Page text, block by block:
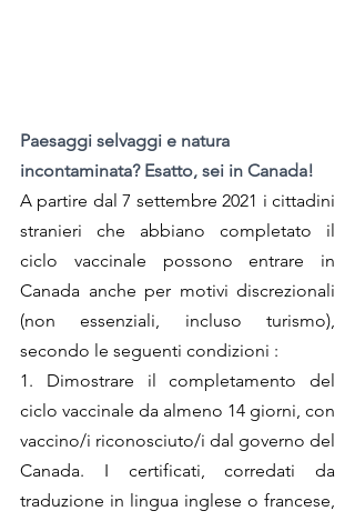
Paesaggi selvaggi e natura
incontaminata? Esatto, sei in Canada!
A partire dal 7 settembre 2021 i cittadini
stranieri che abbiano completato il
ciclo vaccinale possono entrare in
Canada anche per motivi discrezionali
(non essenziali, incluso turismo),
secondo le seguenti condizioni :
1. Dimostrare il completamento del
ciclo vaccinale da almeno 14 giorni, con
vaccino/i riconosciuto/i dal governo del
Canada. I certificati, corredati da
traduzione in lingua inglese o francese,